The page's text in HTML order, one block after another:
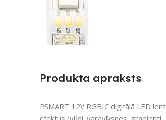
Produkta apraksts
PSMART 12V RGBIC digitālā LED
efektus (viļņi, varavīksnes,